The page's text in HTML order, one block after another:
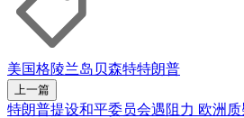
美国格陵兰岛贝森特特朗普
上一篇
特朗普提设和平委员会遇阻力 欧洲